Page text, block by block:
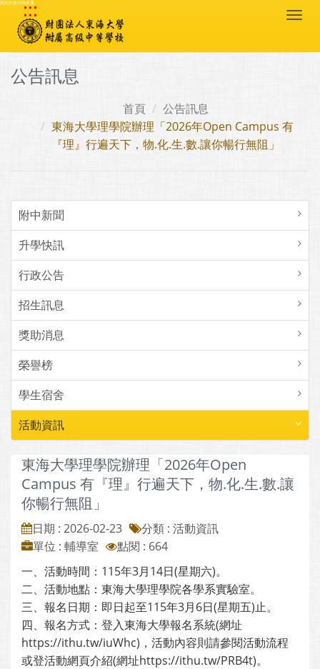
跳到主要內容區塊
:::
公告訊息
首頁
公告訊息
東海大學理學院辦理「2026年Open Campus 有
『理』行遍天下，物.化.生.數.讓你暢行無阻」
附中新聞
升學快訊
行政公告
招生訊息
獎助消息
榮譽榜
學生宿舍
活動資訊
東海大學理學院辦理「2026年Open
Campus 有『理』行遍天下，物.化.生.數.讓
你暢行無阻」
日期 : 2026-02-23
分類 : 活動資訊
單位 : 輔導室
點閱 : 664
一、活動時間：115年3月14日(星期六)。
二、活動地點：東海大學理學院各學系實驗室。
三、報名日期：即日起至115年3月6日(星期五)止。
四、報名方式：登入東海大學報名系統(網址
https://ithu.tw/iuWhc)，活動內容則請參閱活動流程
或登活動網頁介紹(網址https://ithu.tw/PRB4t)。